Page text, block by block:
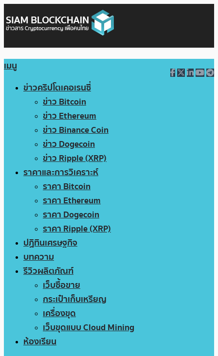
เมนู
ข่าวคริปโตเคอเรนซี่
ข่าว Bitcoin
ข่าว Ethereum
ข่าว Binance Coin
ข่าว Dogecoin
ข่าว Ripple (XRP)
ราคาและการวิเคราะห์
ราคา Bitcoin
ราคา Ethereum
ราคา Dogecoin
ราคา Ripple (XRP)
ปฏิทินเศรษฐกิจ
บทความ
รีวิวผลิตภัณฑ์
เว็บซื้อขาย
กระเป๋าเก็บเหรียญ
เครื่องขุด
เว็บขุดแบบ Cloud Mining
ห้องเรียน